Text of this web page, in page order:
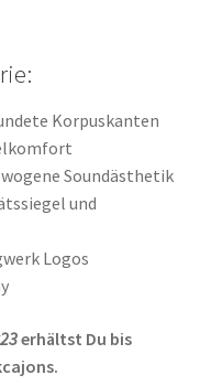
Korpuskanten
Soundästhetik
und
Logos
erhältst Du bis